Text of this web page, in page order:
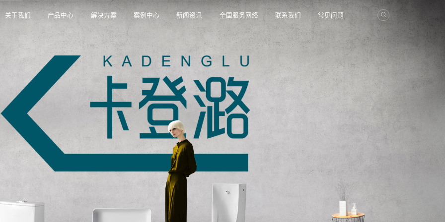
关于我们 产品中心 解决方案 案例中心 新闻资讯 全国服务网络 联系我们 常见问题